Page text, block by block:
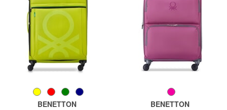
BENETTON
BENETTON